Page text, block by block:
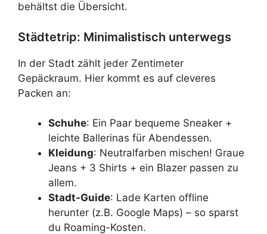
behältst die Übersicht.
Städtetrip: Minimalistisch unterwegs
In der Stadt zählt jeder Zentimeter
Gepäckraum. Hier kommt es auf cleveres
Packen an:
Schuhe: Ein Paar bequeme Sneaker +
leichte Ballerinas für Abendessen.
Kleidung: Neutralfarben mischen! Graue
Jeans + 3 Shirts + ein Blazer passen zu
allem.
Stadt-Guide: Lade Karten offline
herunter (z.B. Google Maps) – so sparst
du Roaming-Kosten.